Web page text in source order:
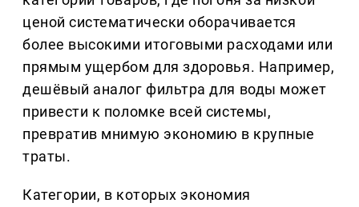
ценой систематически оборачивается
более высокими итоговыми расходами или
прямым ущербом для здоровья. Например,
дешёвый аналог фильтра для воды может
привести к поломке всей системы,
превратив мнимую экономию в крупные
траты.
Категории, в которых экономия